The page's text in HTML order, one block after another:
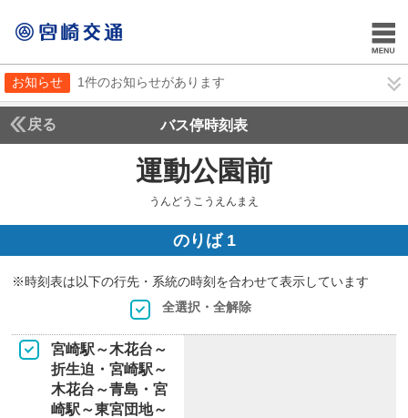
お知らせ 1件のお知らせがあります
戻る バス停時刻表
運動公園前
うんどうこうえんまえ
のりば 1
※時刻表は以下の行先・系統の時刻を合わせて表示しています
全選択・全解除
宮崎駅～木花台～
折生迫・宮崎駅～
木花台～青島・宮
崎駅～東宮団地～